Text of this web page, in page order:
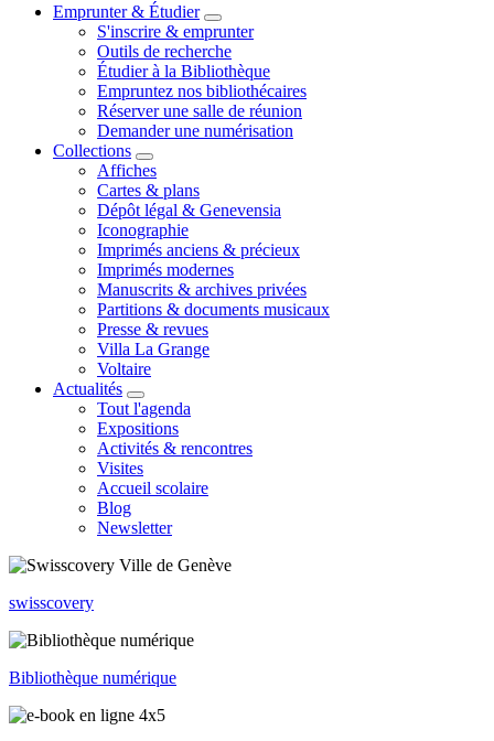
Emprunter & Étudier
S'inscrire & emprunter
Outils de recherche
Étudier à la Bibliothèque
Empruntez nos bibliothécaires
Réserver une salle de réunion
Demander une numérisation
Collections
Affiches
Cartes & plans
Dépôt légal & Genevensia
Iconographie
Imprimés anciens & précieux
Imprimés modernes
Manuscrits & archives privées
Partitions & documents musicaux
Presse & revues
Villa La Grange
Voltaire
Actualités
Tout l'agenda
Expositions
Activités & rencontres
Visites
Accueil scolaire
Blog
Newsletter
swisscovery
Bibliothèque numérique